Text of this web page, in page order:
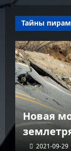
Тайны
Новая
2021-09-29